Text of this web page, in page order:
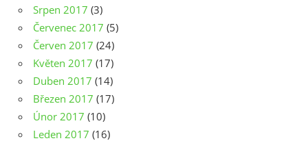
Srpen 2017 (3)
Červenec 2017 (5)
Červen 2017 (24)
Květen 2017 (17)
Duben 2017 (14)
Březen 2017 (17)
Únor 2017 (10)
Leden 2017 (16)